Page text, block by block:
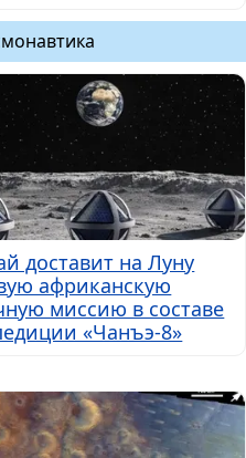
доставит на Луну
африканскую
миссию в составе
«Чанъэ-8»